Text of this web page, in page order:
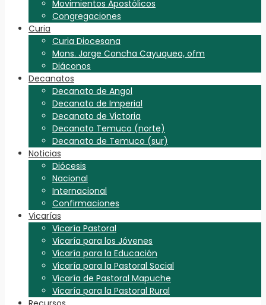
Movimientos Apostólicos
Congregaciones
Curia
Curia Diocesana
Mons. Jorge Concha Cayuqueo, ofm
Diáconos
Decanatos
Decanato de Angol
Decanato de Imperial
Decanato de Victoria
Decanato Temuco (norte)
Decanato de Temuco (sur)
Noticias
Diócesis
Nacional
Internacional
Confirmaciones
Vicarías
Vicaría Pastoral
Vicaría para los Jóvenes
Vicaría para la Educación
Vicaría para la Pastoral Social
Vicaría de Pastoral Mapuche
Vicaría para la Pastoral Rural